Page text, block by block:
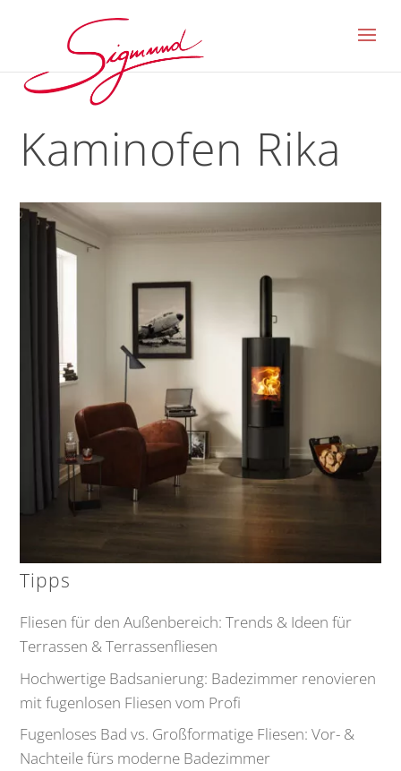
Kaminofen Rika
Tipps
Fliesen für den Außenbereich: Trends & Ideen für
Terrassen & Terrassenfliesen
Hochwertige Badsanierung: Badezimmer renovieren
mit fugenlosen Fliesen vom Profi
Fugenloses Bad vs. Großformatige Fliesen: Vor- &
Nachteile fürs moderne Badezimmer